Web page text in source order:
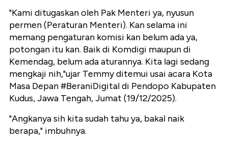
"Kami ditugaskan oleh Pak Menteri ya, nyusun
permen (Peraturan Menteri). Kan selama ini
memang pengaturan komisi kan belum ada ya,
potongan itu kan. Baik di Komdigi maupun di
Kemendag, belum ada aturannya. Kita lagi sedang
mengkaji nih,"ujar Temmy ditemui usai acara Kota
Masa Depan #BeraniDigital di Pendopo Kabupaten
Kudus, Jawa Tengah, Jumat (19/12/2025).
"Angkanya sih kita sudah tahu ya, bakal naik
berapa," imbuhnya.